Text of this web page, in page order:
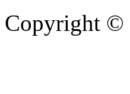
Copyright ©